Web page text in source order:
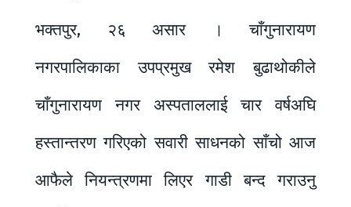
भक्तपुर, २६ असार । चाँगुनारायण
नगरपालिकाका उपप्रमुख रमेश बुढाथोकीले
चाँगुनारायण नगर अस्पताललाई चार वर्षअघि
हस्तान्तरण गरिएको सवारी साधनको साँचो आज
आफैले नियन्त्रणमा लिएर गाडी बन्द गराउनु